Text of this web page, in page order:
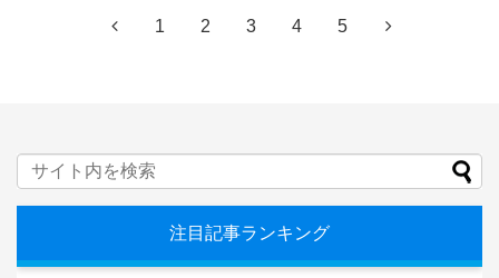
1 2 3 4 5
注目記事ランキング